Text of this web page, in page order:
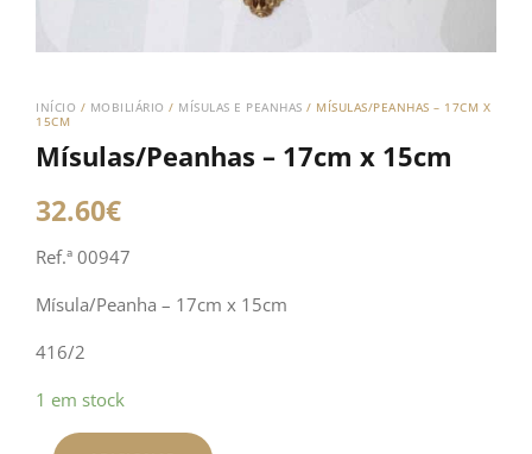
INÍCIO / MOBILIÁRIO / MÍSULAS E PEANHAS / MÍSULAS/PEANHAS – 17CM X
15CM
Mísulas/Peanhas – 17cm x 15cm
32.60€
Ref.ª 00947
Mísula/Peanha – 17cm x 15cm
416/2
1 em stock
Quantidade